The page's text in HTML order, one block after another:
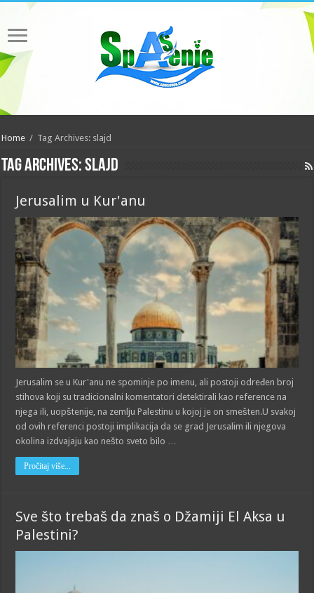
Home / Tag Archives: slajd
Tag Archives:slajd
Jerusalim u Kur'anu
Jerusalim se u Kur'anu ne spominje po imenu, ali postoji određen broj
stihova koji su tradicionalni komentatori detektirali kao reference na
njega ili, uopštenije, na zemlju Palestinu u kojoj je on smešten.U svakoj
od ovih referenci postoji implikacija da se grad Jerusalim ili njegova
okolina izdvajaju kao nešto sveto bilo …
Pročitaj više...
Sve što trebaš da znaš o Džamiji El Aksa u
Palestini?